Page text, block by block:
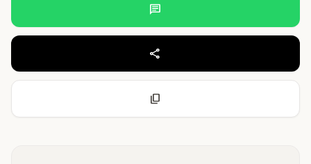
chat
share
content_copy